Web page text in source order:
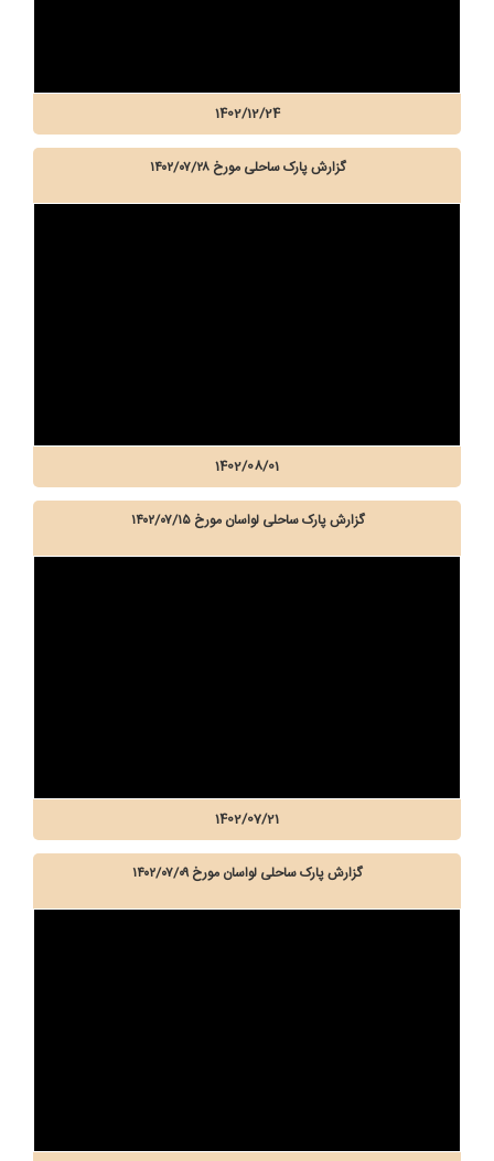
1402/12/24
گزارش پارک ساحلی مورخ ۱۴۰۲/۰۷/۲۸
1402/08/01
گزارش پارک ساحلی لواسان مورخ ۱۴۰۲/۰۷/۱۵
1402/07/21
گزارش پارک ساحلی لواسان مورخ ۱۴۰۲/۰۷/۰۹